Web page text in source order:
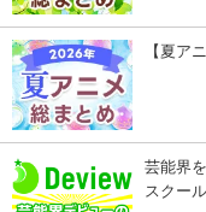
【夏ア
芸能界
スクー